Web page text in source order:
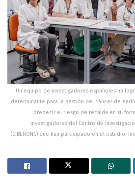
Un equipo de investigadores españoles ha
determinante para la gestión del cáncer de
predecir el riesgo de recaída en su
investigadores del Centro de
(CIBERONC) que han participado en el estudio.